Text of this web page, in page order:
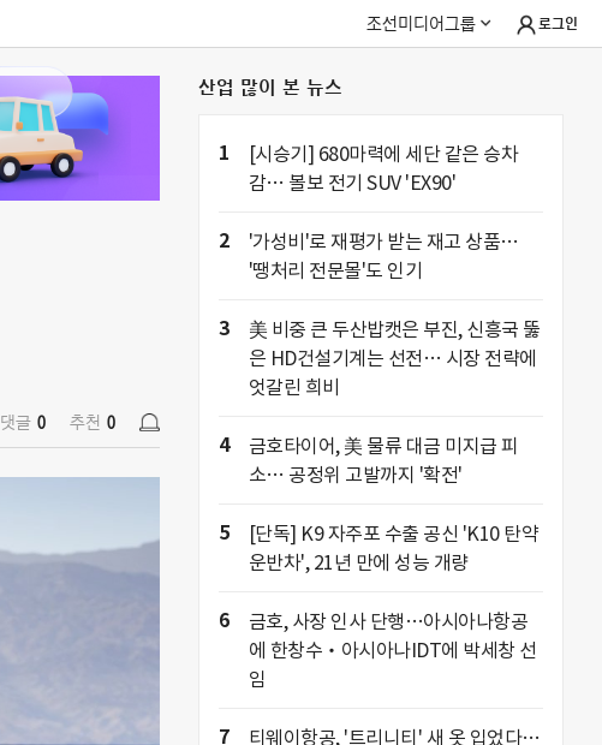
조선미디어그룹 로그인
댓글 0 추천 0
산업 많이 본 뉴스